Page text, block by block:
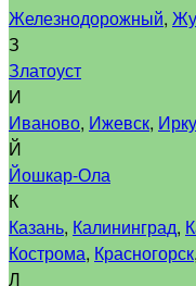
Железнодорожный,
З
Златоуст
И
Иваново, Ижевск,
Й
Йошкар-Ола
К
Казань, Калининград,
Кострома, Красногорск,
Л